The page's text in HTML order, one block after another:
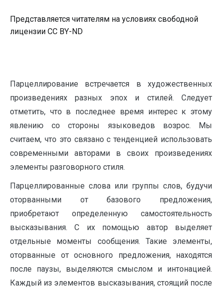
Представляется читателям на условиях свободной
лицензии CC BY-ND
Парцеллирование встречается в художественных
произведениях разных эпох и стилей. Следует
отметить, что в последнее время интерес к этому
явлению со стороны языковедов возрос. Мы
считаем, что это связано с тенденцией использовать
современными авторами в своих произведениях
элементы разговорного стиля.
Парцеллированные слова или группы слов, будучи
оторванными от базового предложения,
приобретают определенную самостоятельность
высказывания. С их помощью автор выделяет
отдельные моменты сообщения. Такие элементы,
оторванные от основного предложения, находятся
после паузы, выделяются смыслом и интонацией.
Каждый из элементов высказывания, стоящий после